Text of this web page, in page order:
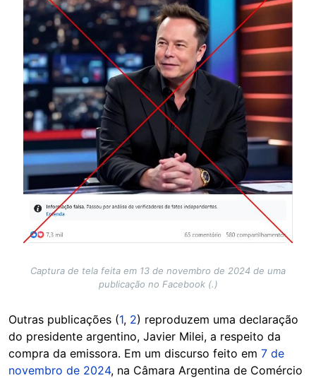
Captura de tela feita em 13 de novembro de 2024 de uma
publicação no Facebook (.)
Outras publicações (1, 2) reproduzem uma declaração
do presidente argentino, Javier Milei, a respeito da
compra da emissora. Em um discurso feito em 7 de
novembro de 2024, na Câmara Argentina de Comércio